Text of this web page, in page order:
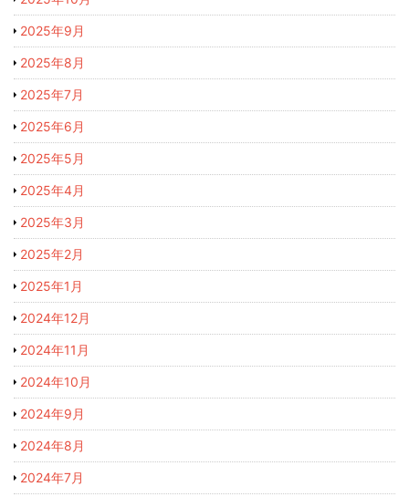
2025年9月
2025年8月
2025年7月
2025年6月
2025年5月
2025年4月
2025年3月
2025年2月
2025年1月
2024年12月
2024年11月
2024年10月
2024年9月
2024年8月
2024年7月